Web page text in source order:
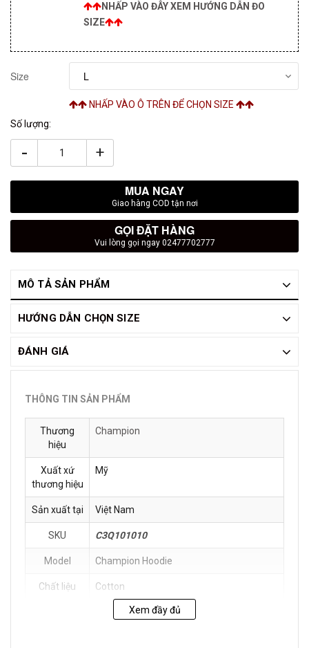
NHẤP VÀO ĐÂY XEM HƯỚNG DẪN ĐO
SIZE
Size
NHẤP VÀO Ô TRÊN ĐỂ CHỌN SIZE
Số lượng:
- +
MUA NGAY
Giao hàng COD tận nơi
GỌI ĐẶT HÀNG
Vui lòng gọi ngay 02477702777
MÔ TẢ SẢN PHẨM
HƯỚNG DẪN CHỌN SIZE
ĐÁNH GIÁ
THÔNG TIN SẢN PHẨM
Thương
hiệu
Champion
Xuất xứ
thương hiệu
Mỹ
Sản xuất tại Việt Nam
SKU C3Q101010
Model Champion Hoodie
Chất liệu Cotton
Tránh mang sản phẩm khi trời mưa hoặc
Xem đầy đủ